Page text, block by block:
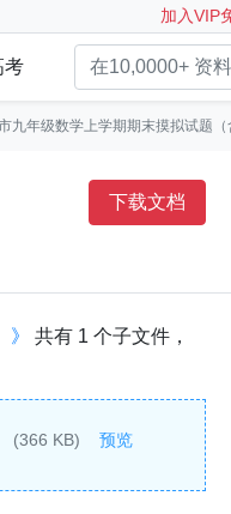
加入VIP
考
九年级数学上学期期末摸拟试题（
下载文档
共有 1 个子文件，
(366 KB) 预览